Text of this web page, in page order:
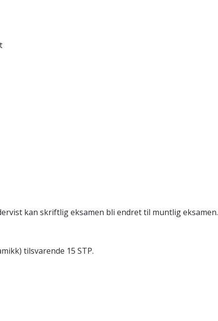
kan skriftlig eksamen bli endret til muntlig eksamen.
tilsvarende 15 STP.